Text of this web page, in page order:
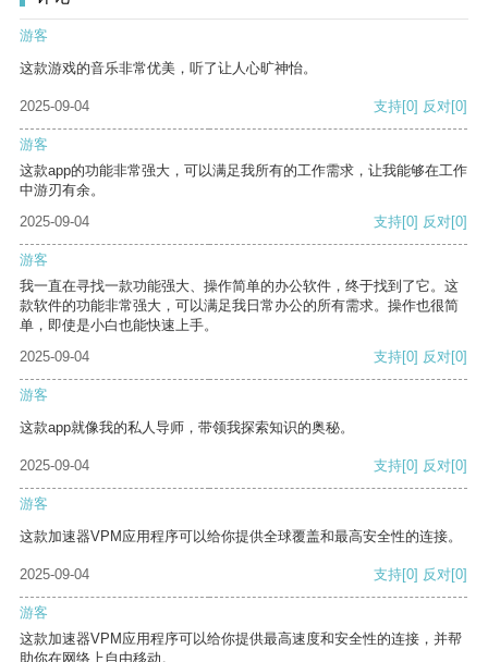
游客
这款游戏的音乐非常优美，听了让人心旷神怡。
2025-09-04 支持[0] 反对[0]
游客
这款app的功能非常强大，可以满足我所有的工作需求，让我能够在工作
中游刃有余。
2025-09-04
支持[0] 反对[0]
游客
我一直在寻找一款功能强大、操作简单的办公软件，终于找到了它。这
款软件的功能非常强大，可以满足我日常办公的所有需求。操作也很简
单，即使是小白也能快速上手。
2025-09-04
支持[0] 反对[0]
游客
这款app就像我的私人导师，带领我探索知识的奥秘。
2025-09-04 支持[0] 反对[0]
游客
这款加速器VPM应用程序可以给你提供全球覆盖和最高安全性的连接。
2025-09-04 支持[0] 反对[0]
游客
这款加速器VPM应用程序可以给你提供最高速度和安全性的连接，并帮
助你在网络上自由移动。